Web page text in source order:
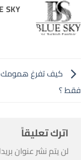
SKY
كيف تفرغ
فقط ؟
اترك تعليقاً
لن يتم نشر عنوان